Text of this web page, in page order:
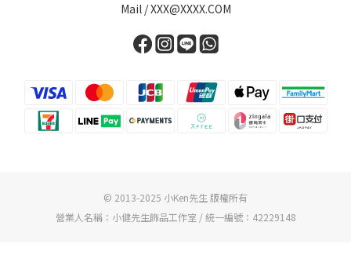
Mail / XXX@XXXX.COM
© 2013-2025 小Ken先生 版權所有
營業人名稱：小健先生飾品工作室 / 統一編號：42229148